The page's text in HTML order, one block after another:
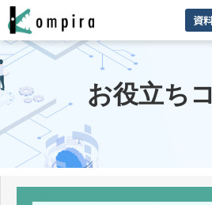
資
サービス一覧
技術情報
お役立ち